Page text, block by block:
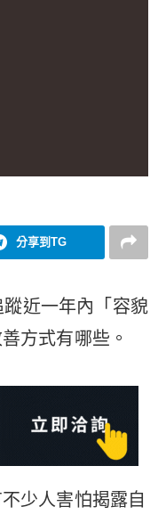
分享到TG
蹤近一年內「容貌
方式有哪些。
少人害怕揭露自